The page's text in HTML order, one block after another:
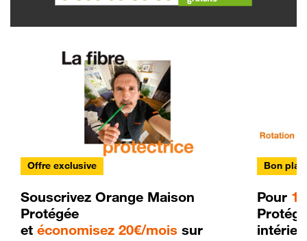
Offre exclusive
Souscrivez Orange Maison
Protégée
et économisez 20€/mois sur
Bon plan
Pour